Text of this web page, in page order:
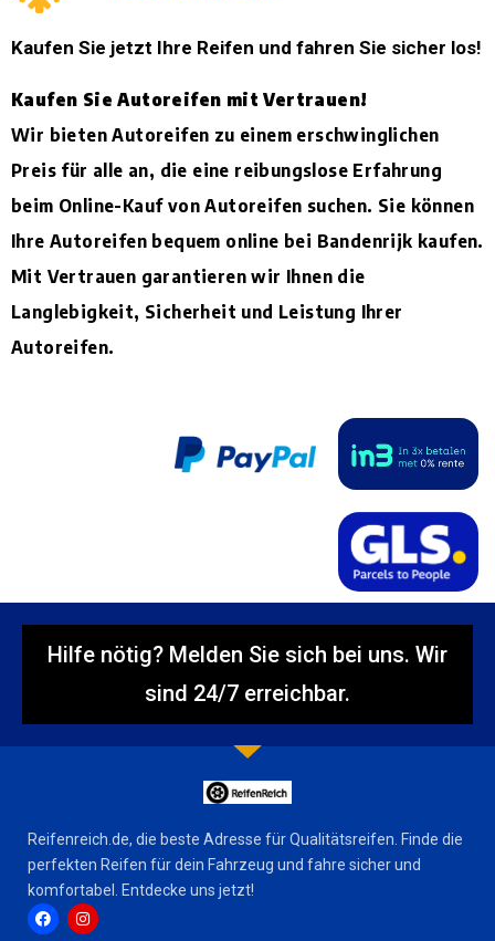
Kaufen Sie jetzt Ihre Reifen und fahren Sie sicher los!
Kaufen Sie Autoreifen mit Vertrauen!
Wir bieten Autoreifen zu einem erschwinglichen
Preis für alle an, die eine reibungslose Erfahrung
beim Online-Kauf von Autoreifen suchen. Sie können
Ihre Autoreifen bequem online bei Bandenrijk kaufen.
Mit Vertrauen garantieren wir Ihnen die
Langlebigkeit, Sicherheit und Leistung Ihrer
Autoreifen.
Hilfe nötig? Melden Sie sich bei uns. Wir
sind 24/7 erreichbar.
Reifenreich.de, die beste Adresse für Qualitätsreifen. Finde die
perfekten Reifen für dein Fahrzeug und fahre sicher und
komfortabel. Entdecke uns jetzt!